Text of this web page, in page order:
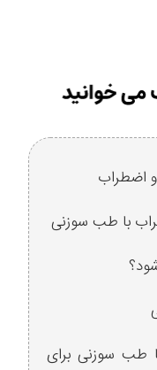
اضطراب
با طب سوزنی
طب سوزنی برای